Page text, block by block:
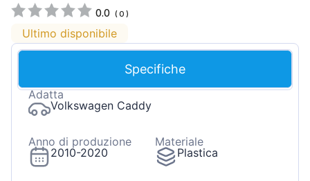
0.0 (0 )
Ultimo disponibile
Specifiche
Adatta
Volkswagen Caddy
Anno di produzione
2010-2020
Materiale
Plastica